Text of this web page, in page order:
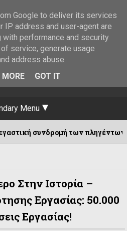
Menu
των πληγέντων από τον
Στην Ιστορία –
Εργασίας: 50.000
Εργασίας!
Google to deliver its services
IP address and user-agent are
with performance and security
service, generate usage
address abuse.
MORE
GOT IT